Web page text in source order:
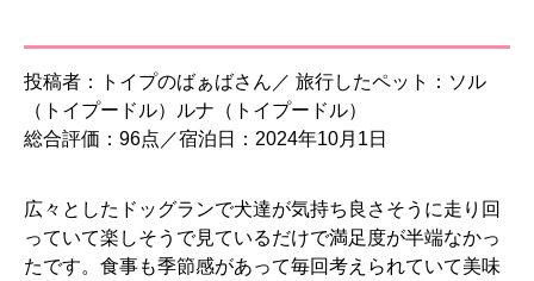
投稿者：トイプのばぁばさん／ 旅行したペット：ソル
（トイプードル）ルナ（トイプードル）
総合評価：96点／宿泊日：2024年10月1日
広々としたドッグランで犬達が気持ち良さそうに走り回
っていて楽しそうで見ているだけで満足度が半端なかっ
たです。食事も季節感があって毎回考えられていて美味